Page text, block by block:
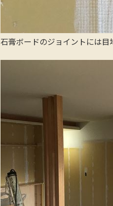
石膏ボードのジョイントには目